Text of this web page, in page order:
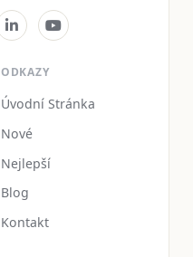
ODKAZY
Úvodní Stránka
Nové
Nejlepší
Blog
Kontakt